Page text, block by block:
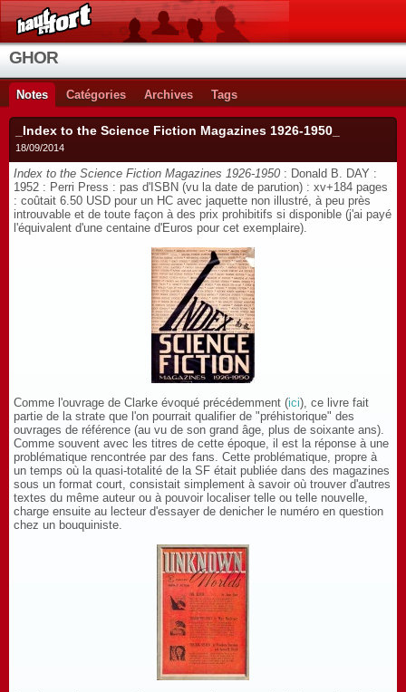
GHOR
Notes Catégories Archives Tags
_Index to the Science Fiction Magazines 1926-1950_
18/09/2014
Index to the Science Fiction Magazines 1926-1950 : Donald B. DAY :
1952 : Perri Press : pas d'ISBN (vu la date de parution) : xv+184 pages
: coûtait 6.50 USD pour un HC avec jaquette non illustré, à peu près
introuvable et de toute façon à des prix prohibitifs si disponible (j'ai payé
l'équivalent d'une centaine d'Euros pour cet exemplaire).
Comme l'ouvrage de Clarke évoqué précédemment (ici), ce livre fait
partie de la strate que l'on pourrait qualifier de "préhistorique" des
ouvrages de référence (au vu de son grand âge, plus de soixante ans).
Comme souvent avec les titres de cette époque, il est la réponse à une
problématique rencontrée par des fans. Cette problématique, propre à
un temps où la quasi-totalité de la SF était publiée dans des magazines
sous un format court, consistait simplement à savoir où trouver d'autres
textes du même auteur ou à pouvoir localiser telle ou telle nouvelle,
charge ensuite au lecteur d'essayer de denicher le numéro en question
chez un bouquiniste.